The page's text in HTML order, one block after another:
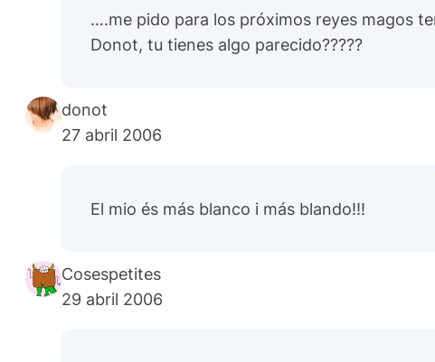
….me pido para los próximos reyes magos
Donot, tu tienes algo parecido?????
donot
27 abril 2006
El mio és más blanco i más blando!!!
Cosespetites
29 abril 2006